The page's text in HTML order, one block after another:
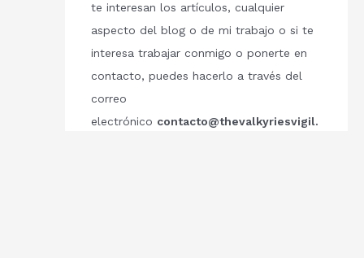
te interesan los artículos, cualquier
aspecto del blog o de mi trabajo o si te
interesa trabajar conmigo o ponerte en
contacto, puedes hacerlo a través del
correo
electrónico contacto@thevalkyriesvigil.